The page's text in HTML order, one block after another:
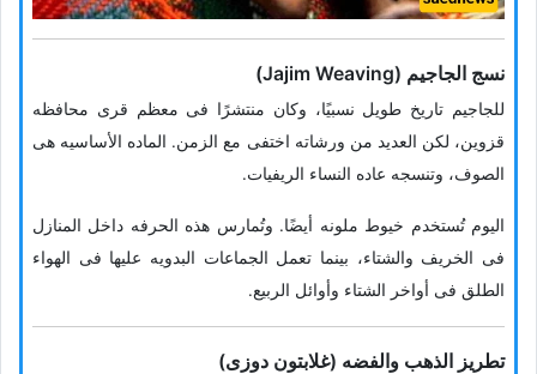
نسج الجاجیم (Jajim Weaving)
للجاجیم تاریخ طویل نسبیًا، وکان منتشرًا فی معظم قرى محافظه
قزوین، لکن العدید من ورشاته اختفى مع الزمن. الماده الأساسیه هی
الصوف، وتنسجه عاده النساء الریفیات.
الیوم تُستخدم خیوط ملونه أیضًا. وتُمارس هذه الحرفه داخل المنازل
فی الخریف والشتاء، بینما تعمل الجماعات البدویه علیها فی الهواء
الطلق فی أواخر الشتاء وأوائل الربیع.
تطریز الذهب والفضه (غلابتون دوزی)